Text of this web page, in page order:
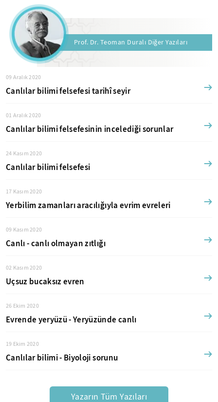
Prof. Dr. Teoman Duralı Diğer Yazıları
09 Aralık 2020
Canlılar bilimi felsefesi tarihî seyir
01 Aralık 2020
Canlılar bilimi felsefesinin incelediği sorunlar
24 Kasım 2020
Canlılar bilimi felsefesi
17 Kasım 2020
Yerbilim zamanları aracılığıyla evrim evreleri
09 Kasım 2020
Canlı - canlı olmayan zıtlığı
02 Kasım 2020
Uçsuz bucaksız evren
26 Ekim 2020
Evrende yeryüzü - Yeryüzünde canlı
19 Ekim 2020
Canlılar bilimi - Biyoloji sorunu
Yazarın Tüm Yazıları